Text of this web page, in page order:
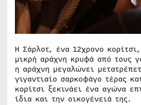
Η Σάρλοτ, ένα 12χρονο
μικρή αράχνη κρυφά από τους
η αράχνη μεγαλώνει
γιγαντιαίο σαρκοφάγο τέρας
κορίτσι ξεκινάει ένα αγώνα
ίδια και την οικογένειά της.